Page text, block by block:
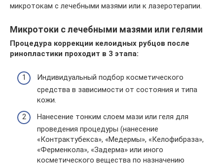
микротокам с лечебными мазями или к лазеротерапии.
Микротоки с лечебными мазями или гелями
Процедура коррекции келоидных рубцов после
ринопластики проходит в 3 этапа:
Индивидуальный подбор косметического
средства в зависимости от состояния и типа
кожи.
Нанесение тонким слоем мази или геля для
проведения процедуры (нанесение
«Контрактубекса», «Медермы», «Келофибраза»,
«Ферменкола», «Задерма» или иного
косметического вещества по назначению